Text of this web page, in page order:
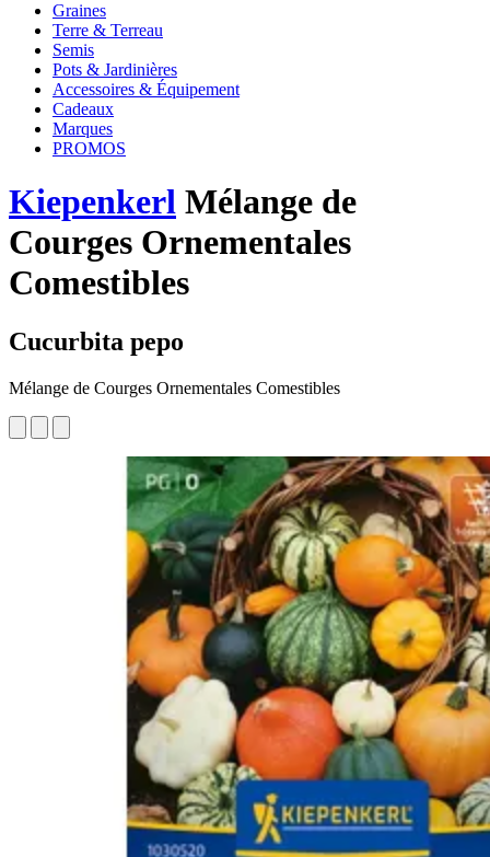
Graines
Terre & Terreau
Semis
Pots & Jardinières
Accessoires & Équipement
Cadeaux
Marques
PROMOS
Kiepenkerl Mélange de
Courges Ornementales
Comestibles
Cucurbita pepo
Mélange de Courges Ornementales Comestibles